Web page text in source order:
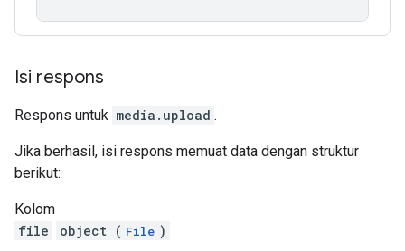
Isi respons
Respons untuk media.upload .
Jika berhasil, isi respons memuat data dengan struktur
berikut:
Kolom
file
object ( File )